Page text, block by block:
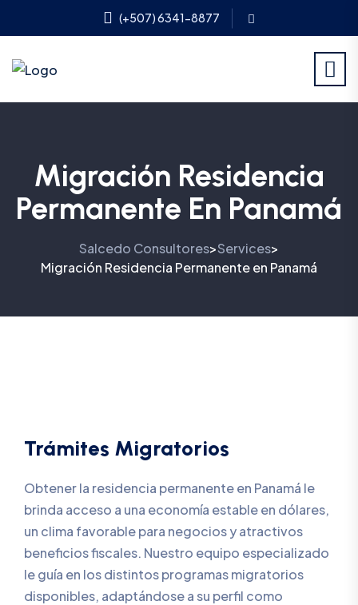
(+507) 6341-8877
Migración Residencia
Permanente En Panamá
Salcedo Consultores>Services>
Migración Residencia Permanente en Panamá
Trámites Migratorios
Obtener la residencia permanente en Panamá le
brinda acceso a una economía estable en dólares,
un clima favorable para negocios y atractivos
beneficios fiscales. Nuestro equipo especializado
le guía en los distintos programas migratorios
disponibles, adaptándose a su perfil como